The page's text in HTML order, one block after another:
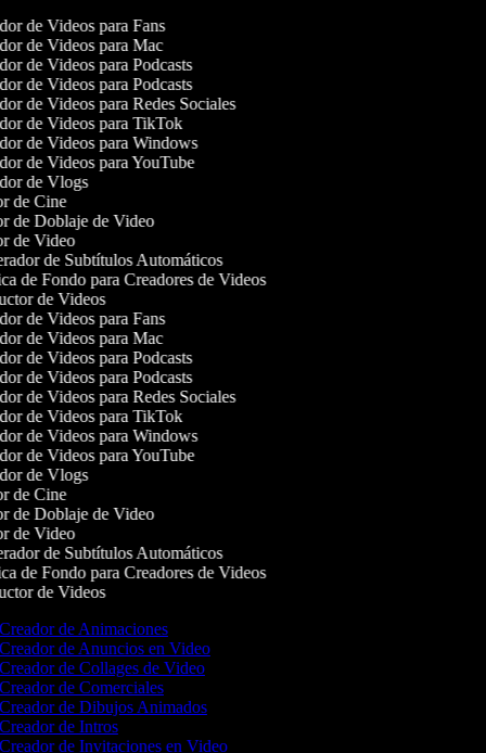
de Videos para Fans
de Videos para Mac
de Videos para Podcasts
de Videos para Podcasts
de Videos para Redes Sociales
de Videos para TikTok
de Videos para Windows
de Videos para YouTube
de Vlogs
de Cine
de Doblaje de Video
de Video
de Subtítulos Automáticos
de Fondo para Creadores de Videos
de Videos
de Videos para Fans
de Videos para Mac
de Videos para Podcasts
de Videos para Podcasts
de Videos para Redes Sociales
de Videos para TikTok
de Videos para Windows
de Videos para YouTube
de Vlogs
de Cine
de Doblaje de Video
de Video
de Subtítulos Automáticos
de Fondo para Creadores de Videos
de Videos
de Animaciones
de Anuncios en Video
de Collages de Video
de Comerciales
de Dibujos Animados
de Intros
de Invitaciones en Video